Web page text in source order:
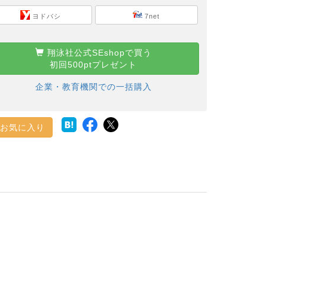
ヨドバシ 7net
翔泳社公式SEshopで買う
初回500ptプレゼント
企業・教育機関での一括購入
お気に入り